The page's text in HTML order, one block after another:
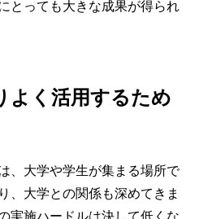
とっても大きな成果が得られ
よく活用するため
、大学や学生が集まる場所で
、大学との関係も深めてきま
実施ハードルは決して低くな